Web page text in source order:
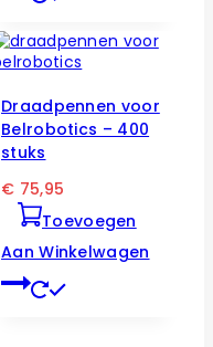
Draadpennen voor
Belrobotics – 400
stuks
€ 75,95
Toevoegen
Aan Winkelwagen